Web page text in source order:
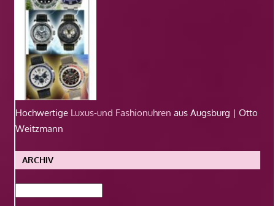
Hochwertige Luxus-und Fashionuhren aus Augsburg | Otto
Weitzmann
ARCHIV